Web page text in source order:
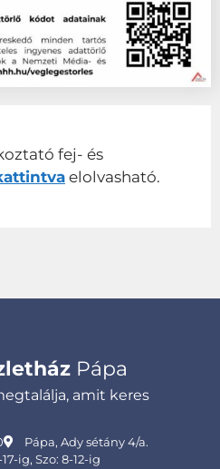
fej- és
elolvasható.
Pápa
amit keres
Pápa, Ady sétány 4/a.
ig, Szo: 8-12-ig